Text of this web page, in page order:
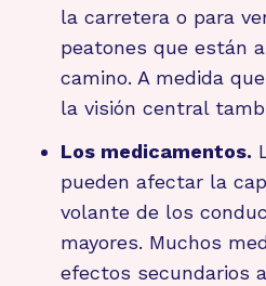
la carretera o para
peatones que están
camino. A medida
la visión central
Los medicamentos.
pueden afectar la
volante de los
mayores. Muchos
efectos secundarios